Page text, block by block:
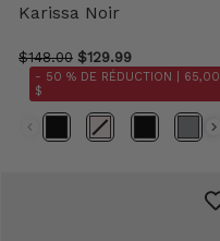
Karissa Noir
$148.00 $129.99
- 50 % DE RÉDUCTION |
65,00
$